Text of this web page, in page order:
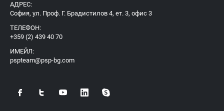
АДРЕС:
София, ул. Проф. Г. Брадистилов 4, ет. 3, офис 3
ТЕЛЕФОН:
+359 (2) 439 40 70
ИМЕЙЛ:
pspteam@psp-bg.com